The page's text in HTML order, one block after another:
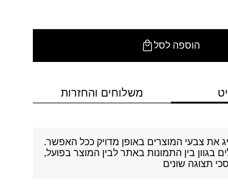
הוספה לסל
משלוחים והחזרות
את צבעי המוצרים באופן מדויק ככל האפשר.
בגוון בין התמונות באתר לבין המוצר בפועל,
תצוגה שונים